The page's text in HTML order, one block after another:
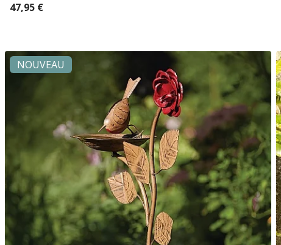
47,95 €
NOUVEAU